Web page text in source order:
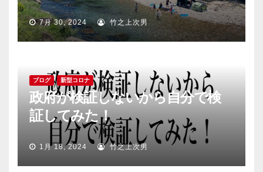
7月 30, 2024 竹之上次男
ブログ 新型コロナ
政府が検証しないから自分で検
証してみた！
1月 18, 2024 竹之上次男